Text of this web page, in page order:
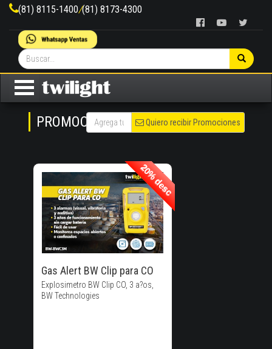
(81) 8115-1400/(81) 8173-4300
PROMOCIONES Quiero recibir Promociones
20% desc
Gas Alert BW Clip para CO
Explosimetro BW Clip CO, 3 a?os,
BW Technologies
20% desc
20% de
Descuento!